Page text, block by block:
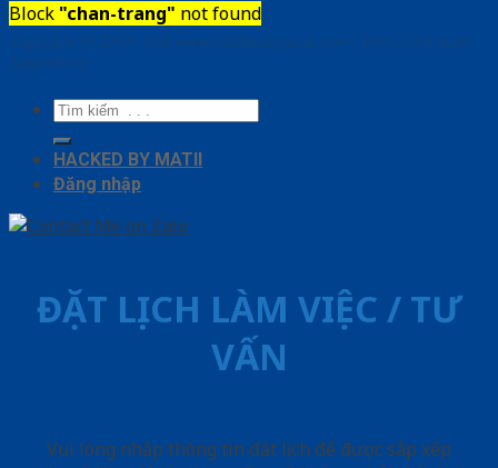
Block "chan-trang" not found
Copyright ⓒ 2010 – 2026 www.cuadepangiang.com | Đơn vị chủ quản
SaigonDoor
Tìm
kiếm:
HACKED BY MATII
Đăng nhập
ĐẶT LỊCH LÀM VIỆC / TƯ
VẤN
Vui lòng nhập thông tin đặt lịch để được sắp xếp